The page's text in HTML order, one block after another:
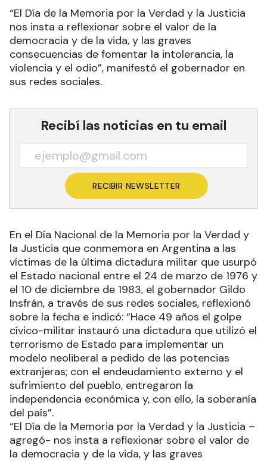
“El Día de la Memoria por la Verdad y la Justicia
nos insta a reflexionar sobre el valor de la
democracia y de la vida, y las graves
consecuencias de fomentar la intolerancia, la
violencia y el odio”, manifestó el gobernador en
sus redes sociales.
Recibí las noticias en tu email
RECIBIR NEWSLETTER
En el Día Nacional de la Memoria por la Verdad y
la Justicia que conmemora en Argentina a las
víctimas de la última dictadura militar que usurpó
el Estado nacional entre el 24 de marzo de 1976 y
el 10 de diciembre de 1983, el gobernador Gildo
Insfrán, a través de sus redes sociales, reflexionó
sobre la fecha e indicó: “Hace 49 años el golpe
cívico-militar instauró una dictadura que utilizó el
terrorismo de Estado para implementar un
modelo neoliberal a pedido de las potencias
extranjeras; con el endeudamiento externo y el
sufrimiento del pueblo, entregaron la
independencia económica y, con ello, la soberanía
del país”.
“El Día de la Memoria por la Verdad y la Justicia –
agregó- nos insta a reflexionar sobre el valor de
la democracia y de la vida, y las graves